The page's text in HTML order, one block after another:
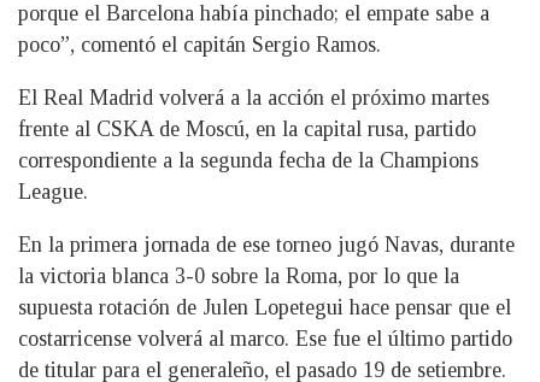
porque el Barcelona había pinchado; el empate sabe a
poco”, comentó el capitán Sergio Ramos.
El Real Madrid volverá a la acción el próximo martes
frente al CSKA de Moscú, en la capital rusa, partido
correspondiente a la segunda fecha de la Champions
League.
En la primera jornada de ese torneo jugó Navas, durante
la victoria blanca 3-0 sobre la Roma, por lo que la
supuesta rotación de Julen Lopetegui hace pensar que el
costarricense volverá al marco. Ese fue el último partido
de titular para el generaleño, el pasado 19 de setiembre.